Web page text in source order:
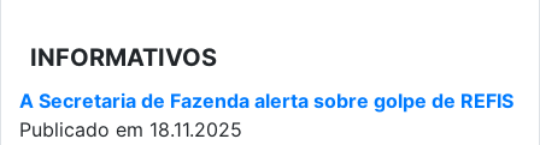
INFORMATIVOS
A Secretaria de Fazenda alerta sobre golpe de REFIS
Publicado em 18.11.2025